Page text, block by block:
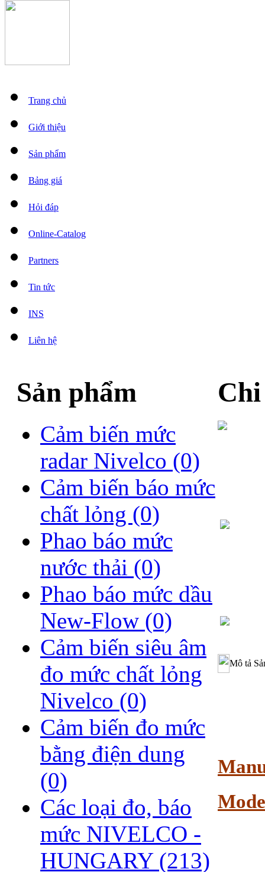
Trang chủ
Giới thiệu
Sản phẩm
Bảng giá
Hỏi đáp
Online-Catalog
Partners
Tin tức
INS
Liên hệ
Sản phẩm
Cảm biến mức
radar Nivelco (0)
Cảm biến báo mức
chất lỏng (0)
Phao báo mức
nước thải (0)
Phao báo mức dầu
New-Flow (0)
Cảm biến siêu âm
đo mức chất lỏng
Nivelco (0)
Cảm biến đo mức
bằng điện dung
(0)
Các loại đo, báo
mức NIVELCO -
HUNGARY (213)
Mô tả